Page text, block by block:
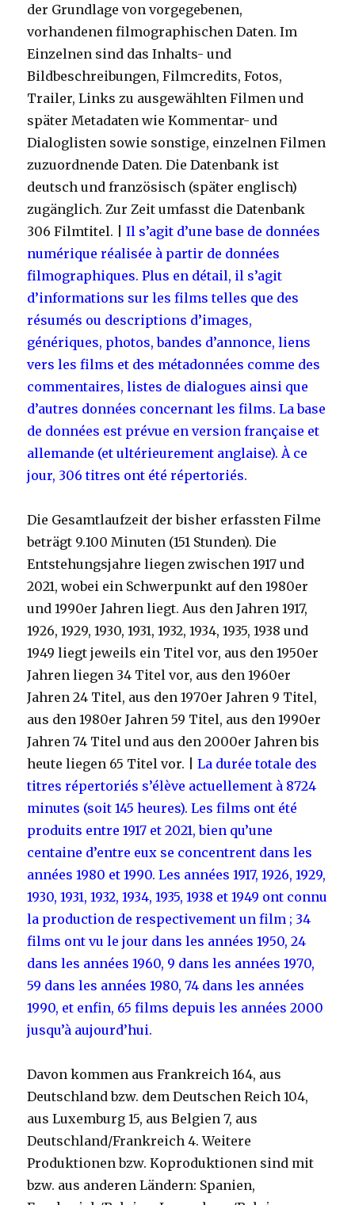
der Grundlage von vorgegebenen,
vorhandenen filmographischen Daten. Im
Einzelnen sind das Inhalts- und
Bildbeschreibungen, Filmcredits, Fotos,
Trailer, Links zu ausgewählten Filmen und
später Metadaten wie Kommentar- und
Dialoglisten sowie sonstige, einzelnen Filmen
zuzuordnende Daten. Die Datenbank ist
deutsch und französisch (später englisch)
zugänglich. Zur Zeit umfasst die Datenbank
306 Filmtitel. |Il s’agit d’une base de données
numérique réalisée à partir de données
filmographiques. Plus en détail, il s’agit
d’informations sur les films telles que des
résumés ou descriptions d’images,
génériques, photos, bandes d’annonce, liens
vers les films et des métadonnées comme des
commentaires, listes de dialogues ainsi que
d’autres données concernant les films. La base
de données est prévue en version française et
allemande (et ultérieurement anglaise). À ce
jour, 306 titres ont été répertoriés.
Die Gesamtlaufzeit der bisher erfassten Filme
beträgt 9.100 Minuten (151 Stunden). Die
Entstehungsjahre liegen zwischen 1917 und
2021, wobei ein Schwerpunkt auf den 1980er
und 1990er Jahren liegt. Aus den Jahren 1917,
1926, 1929, 1930, 1931, 1932, 1934, 1935, 1938 und
1949 liegt jeweils ein Titel vor, aus den 1950er
Jahren liegen 34 Titel vor, aus den 1960er
Jahren 24 Titel, aus den 1970er Jahren 9 Titel,
aus den 1980er Jahren 59 Titel, aus den 1990er
Jahren 74 Titel und aus den 2000er Jahren bis
heute liegen 65 Titel vor. |La durée totale des
titres répertoriés s’élève actuellement à 8724
minutes (soit 145 heures). Les films ont été
produits entre 1917 et 2021, bien qu’une
centaine d’entre eux se concentrent dans les
années 1980 et 1990. Les années 1917, 1926, 1929,
1930, 1931, 1932, 1934, 1935, 1938 et 1949 ont connu
la production de respectivement un film ; 34
films ont vu le jour dans les années 1950, 24
dans les années 1960, 9 dans les années 1970,
59 dans les années 1980, 74 dans les années
1990, et enfin, 65 films depuis les années 2000
jusqu’à aujourd’hui.
Davon kommen aus Frankreich 164, aus
Deutschland bzw. dem Deutschen Reich 104,
aus Luxemburg 15, aus Belgien 7, aus
Deutschland/Frankreich 4. Weitere
Produktionen bzw. Koproduktionen sind mit
bzw. aus anderen Ländern: Spanien,